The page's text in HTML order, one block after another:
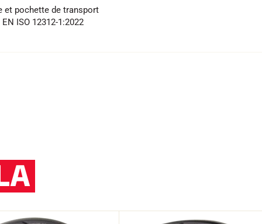
et pochette de transport
ISO 12312-1:2022